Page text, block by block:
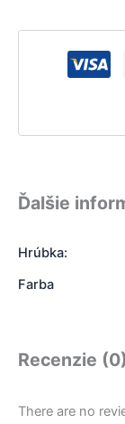
Ďalšie
Hrúbka:
Farba
Recenzie (0)
There are no